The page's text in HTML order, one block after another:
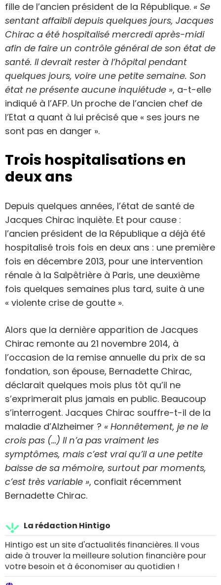
fille de l’ancien président de la République. « Se
sentant affaibli depuis quelques jours, Jacques
Chirac a été hospitalisé mercredi après-midi
afin de faire un contrôle général de son état de
santé. Il devrait rester à l’hôpital pendant
quelques jours, voire une petite semaine. Son
état ne présente aucune inquiétude », a-t-elle
indiqué à l’AFP. Un proche de l’ancien chef de
l’Etat a quant à lui précisé que « ses jours ne
sont pas en danger ».
Trois hospitalisations en
deux ans
Depuis quelques années, l’état de santé de
Jacques Chirac inquiète. Et pour cause :
l’ancien président de la République a déjà été
hospitalisé trois fois en deux ans : une première
fois en décembre 2013, pour une intervention
rénale à la Salpêtrière à Paris, une deuxième
fois quelques semaines plus tard, suite à une
« violente crise de goutte ».
Alors que la dernière apparition de Jacques
Chirac remonte au 21 novembre 2014, à
l’occasion de la remise annuelle du prix de sa
fondation, son épouse, Bernadette Chirac,
déclarait quelques mois plus tôt qu’il ne
s’exprimerait plus jamais en public. Beaucoup
s’interrogent. Jacques Chirac souffre-t-il de la
maladie d’Alzheimer ? « Honnêtement, je ne le
crois pas (…) Il n’a pas vraiment les
symptômes, mais c’est vrai qu’il a une petite
baisse de sa mémoire, surtout par moments,
c’est très variable », confiait récemment
Bernadette Chirac.
La rédaction Hintigo
Hintigo est un site d'actualités financières. Il vous
aide à trouver la meilleure solution financière pour
votre besoin et à économiser au quotidien !